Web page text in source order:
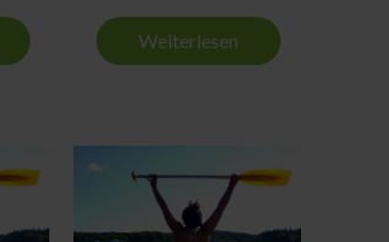
Weiterlesen